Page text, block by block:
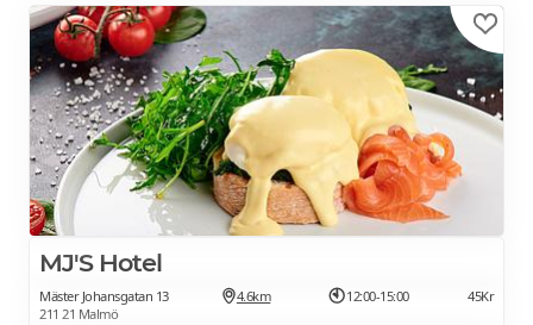
MJ'S Hotel
Mäster Johansgatan 13
211 21 Malmö
4.6km 12:00-15:00 45Kr